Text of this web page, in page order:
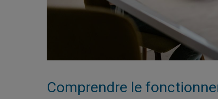
Comprendre le